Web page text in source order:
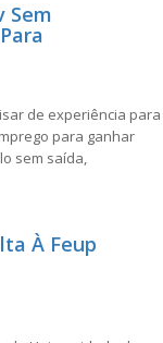
Sem
de experiência para
para ganhar
sem saída,
À Feup